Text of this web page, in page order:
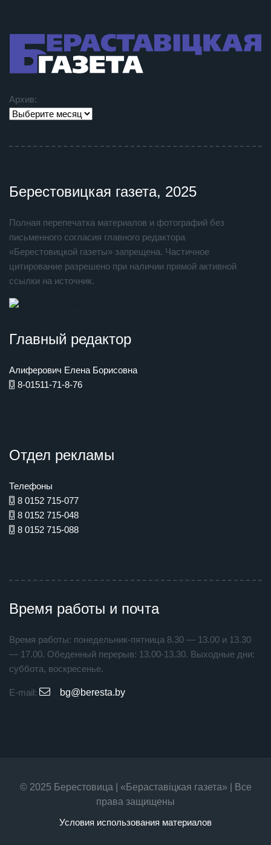
Архив:
Берестовицкая газета, 2025
Полная перепечатка материалов и фотографий без
письменного согласия главного редактора
«Берестовицкой газеты» запрещена. Частичное
цитирование разрешено при наличии прямой активной
ссылки на источник.
Главный редактор
Алиферович Елена Борисовна
8-01511-71-8-76
Отдел рекламы
Телефоны
8 0152 715-077
8 0152 715-048
8 0152 715-088
Время работы и почта
Время работы: понедельник-пятница 8.30 — 13.00 и 13.30
— 17.00. Обеденный перерыв: 13.00-13.30. Выходные дни:
суббота, воскресенье.
E-mail: bg@beresta.by
© 2025 Берестовица | «Бераставiцкая газета» | Все
права защищены
Условия использования материалов